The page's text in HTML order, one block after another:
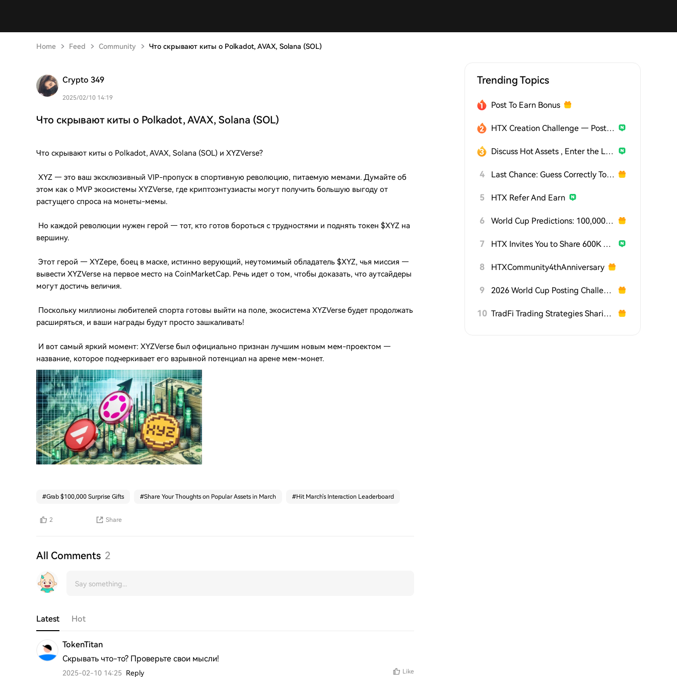
Home Feed Community Что скрывают киты о Polkadot, AVAX, Solana (SOL)
Crypto 349
2025/02/10 14:19
Что скрывают киты о Polkadot, AVAX, Solana (SOL)
Что скрывают киты о Polkadot, AVAX, Solana (SOL) и XYZVerse?
XYZ — это ваш эксклюзивный VIP-пропуск в спортивную революцию, питаемую мемами. Думайте об
этом как о MVP экосистемы XYZVerse, где криптоэнтузиасты могут получить большую выгоду от
растущего спроса на монеты-мемы.
Но каждой революции нужен герой — тот, кто готов бороться с трудностями и поднять токен $XYZ на
вершину.
Этот герой — XYZepe, боец ​​в маске, истинно верующий, неутомимый обладатель $XYZ, чья миссия —
вывести XYZVerse на первое место на CoinMarketCap. Речь идет о том, чтобы доказать, что аутсайдеры
могут достичь величия.
Поскольку миллионы любителей спорта готовы выйти на поле, экосистема XYZVerse будет продолжать
расширяться, и ваши награды будут просто зашкаливать!
И вот самый яркий момент: XYZVerse был официально признан лучшим новым мем-проектом —
название, которое подчеркивает его взрывной потенциал на арене мем-монет.
#Grab $100,000 Surprise Gifts #Share Your Thoughts on Popular Assets in March #Hit March's Interaction Leaderboard
2 Share
All Comments 2
Latest Hot
TokenTitan
Скрывать что-то? Проверьте свои мысли!
2025-02-10 14:25 Reply Like
Trending Topics
Post To Earn Bonus
HTX Creation Challenge — Post and Win 1,500U
Discuss Hot Assets , Enter the Lucky Draw
4 Last Chance: Guess Correctly Today and Win More
5 HTX Refer And Earn
6 World Cup Predictions: 100,000 USDT Daily
7 HTX Invites You to Share 600K USDT in Gift Packs
8 HTXCommunity4thAnniversary
9 2026 World Cup Posting Challenge on HTX Square
10 TradFi Trading Strategies Sharing Challenge